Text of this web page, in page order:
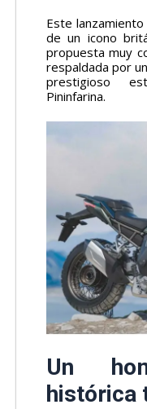
Este
de un icono
propuesta muy
respaldada por
prestigioso
Pininfarina.
Un
histórica